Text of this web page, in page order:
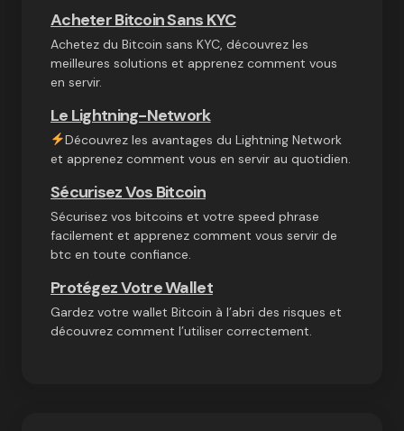
Acheter Bitcoin Sans KYC
Achetez du Bitcoin sans KYC, découvrez les
meilleures solutions et apprenez comment vous
en servir.
Le Lightning-Network
Découvrez les avantages du Lightning Network
et apprenez comment vous en servir au quotidien.
Sécurisez Vos Bitcoin
Sécurisez vos bitcoins et votre speed phrase
facilement et apprenez comment vous servir de
btc en toute confiance.
Protégez Votre Wallet
Gardez votre wallet Bitcoin à l’abri des risques et
découvrez comment l’utiliser correctement.